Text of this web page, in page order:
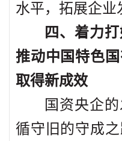
水平，拓展企业
四、着力
推动中国特色
取得新成效
国资央企
循守旧的守成